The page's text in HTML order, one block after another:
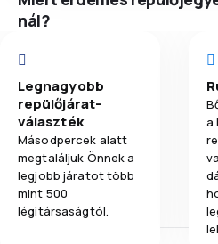
nál?
Legnagyobb
repülőjárat-
választék
Másodpercek alatt
megtaláljuk Önnek a
legjobb járatot több
mint 500
légitársaságtól.
a